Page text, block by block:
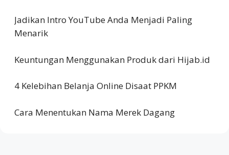
Jadikan Intro YouTube Anda Menjadi Paling
Menarik
Keuntungan Menggunakan Produk dari Hijab.id
4 Kelebihan Belanja Online Disaat PPKM
Cara Menentukan Nama Merek Dagang